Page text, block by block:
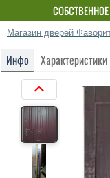
Магазин дверей
Инфо Характеристики